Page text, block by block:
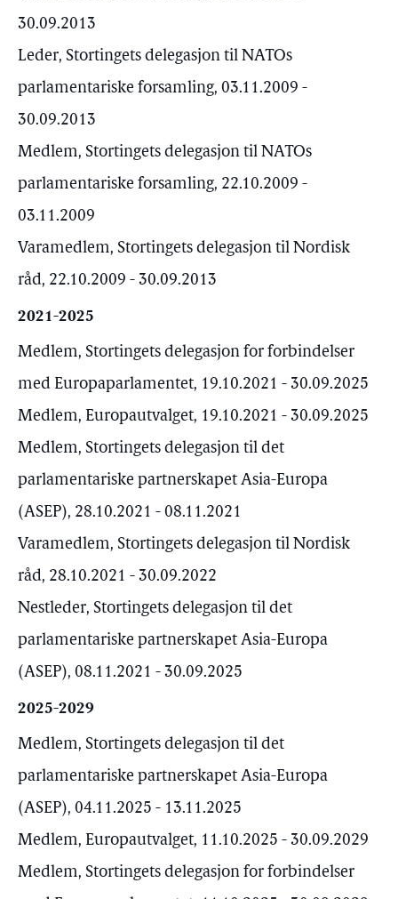
30.09.2013
Leder, Stortingets delegasjon til NATOs
parlamentariske forsamling, 03.11.2009 -
30.09.2013
Medlem, Stortingets delegasjon til NATOs
parlamentariske forsamling, 22.10.2009 -
03.11.2009
Varamedlem, Stortingets delegasjon til Nordisk
råd, 22.10.2009 - 30.09.2013
2021-2025
Medlem, Stortingets delegasjon for forbindelser
med Europaparlamentet, 19.10.2021 - 30.09.2025
Medlem, Europautvalget, 19.10.2021 - 30.09.2025
Medlem, Stortingets delegasjon til det
parlamentariske partnerskapet Asia-Europa
(ASEP), 28.10.2021 - 08.11.2021
Varamedlem, Stortingets delegasjon til Nordisk
råd, 28.10.2021 - 30.09.2022
Nestleder, Stortingets delegasjon til det
parlamentariske partnerskapet Asia-Europa
(ASEP), 08.11.2021 - 30.09.2025
2025-2029
Medlem, Stortingets delegasjon til det
parlamentariske partnerskapet Asia-Europa
(ASEP), 04.11.2025 - 13.11.2025
Medlem, Europautvalget, 11.10.2025 - 30.09.2029
Medlem, Stortingets delegasjon for forbindelser